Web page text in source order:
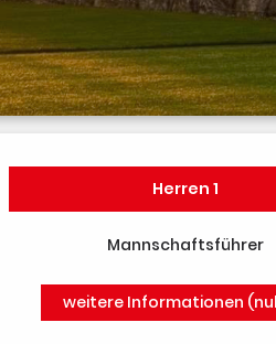
Herren 1
Mannschaftsführer
weitere Informationen